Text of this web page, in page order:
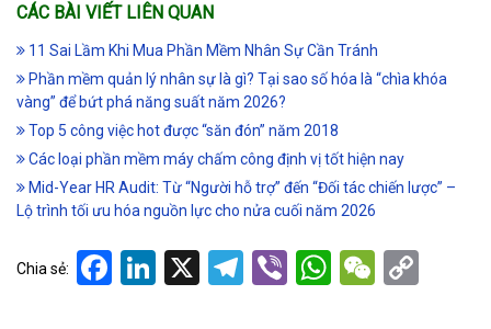
CÁC BÀI VIẾT LIÊN QUAN
11 Sai Lầm Khi Mua Phần Mềm Nhân Sự Cần Tránh
Phần mềm quản lý nhân sự là gì? Tại sao số hóa là “chìa khóa
vàng” để bứt phá năng suất năm 2026?
Top 5 công việc hot được “săn đón” năm 2018
Các loại phần mềm máy chấm công định vị tốt hiện nay
Mid-Year HR Audit: Từ “Người hỗ trợ” đến “Đối tác chiến lược” –
Lộ trình tối ưu hóa nguồn lực cho nửa cuối năm 2026
Chia sẻ: Facebook
LinkedIn
X Telegram
ViberWhatsApp